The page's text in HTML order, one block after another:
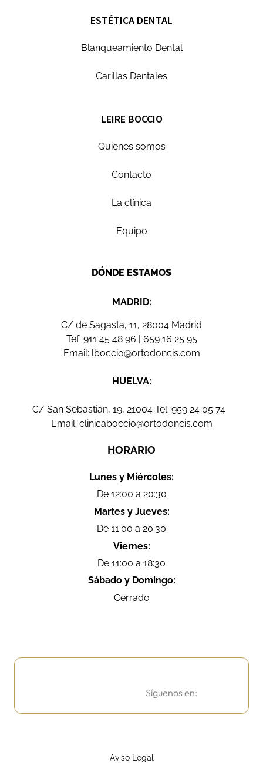
ESTÉTICA DENTAL
Blanqueamiento Dental
Carillas Dentales
LEIRE BOCCIO
Quienes somos
Contacto
La clínica
Equipo
DÓNDE ESTAMOS
MADRID:
C/ de Sagasta, 11, 28004 Madrid
Tef: 911 45 48 96 | 659 16 25 95
Email: lboccio@ortodoncis.com
HUELVA:
C/ San Sebastián, 19, 21004 Tel: 959 24 05 74
Email: clinicaboccio@ortodoncis.com
HORARIO
Lunes y Miércoles:
De 12:00 a 20:30
Martes y Jueves:
De 11:00 a 20:30
Viernes:
De 11:00 a 18:30
Sábado y Domingo:
Cerrado
Síguenos en:
Aviso Legal